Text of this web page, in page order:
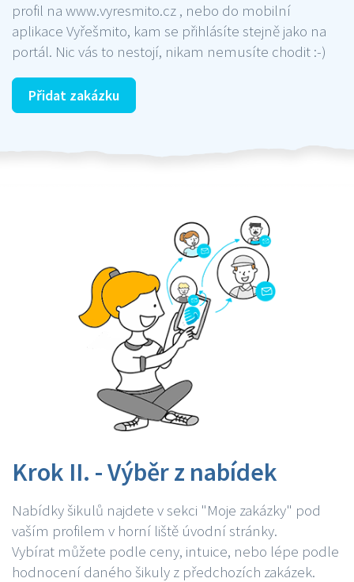
profil na www.vyresmito.cz , nebo do mobilní
aplikace Vyřešmito, kam se přihlásíte stejně jako na
portál. Nic vás to nestojí, nikam nemusíte chodit :-)
Přidat zakázku
Krok II. - Výběr z nabídek
Nabídky šikulů najdete v sekci "Moje zakázky" pod
vaším profilem v horní liště úvodní stránky.
Vybírat můžete podle ceny, intuice, nebo lépe podle
hodnocení daného šikuly z předchozích zakázek.